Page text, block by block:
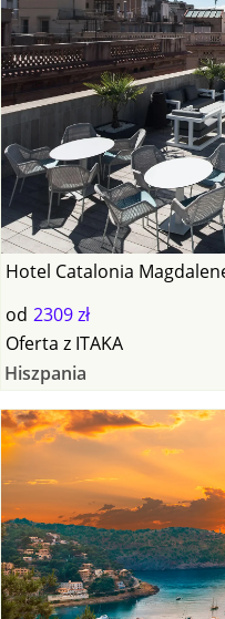
Hotel Catalonia
od 2309 zł
Oferta z ITAKA
Hiszpania